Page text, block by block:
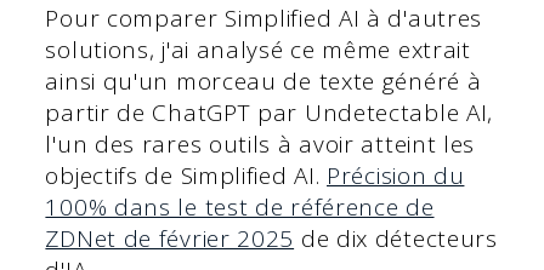
Pour comparer Simplified AI à d'autres
solutions, j'ai analysé ce même extrait
ainsi qu'un morceau de texte généré à
partir de ChatGPT par Undetectable AI,
l'un des rares outils à avoir atteint les
objectifs de Simplified AI. Précision du
100% dans le test de référence de
ZDNet de février 2025 de dix détecteurs